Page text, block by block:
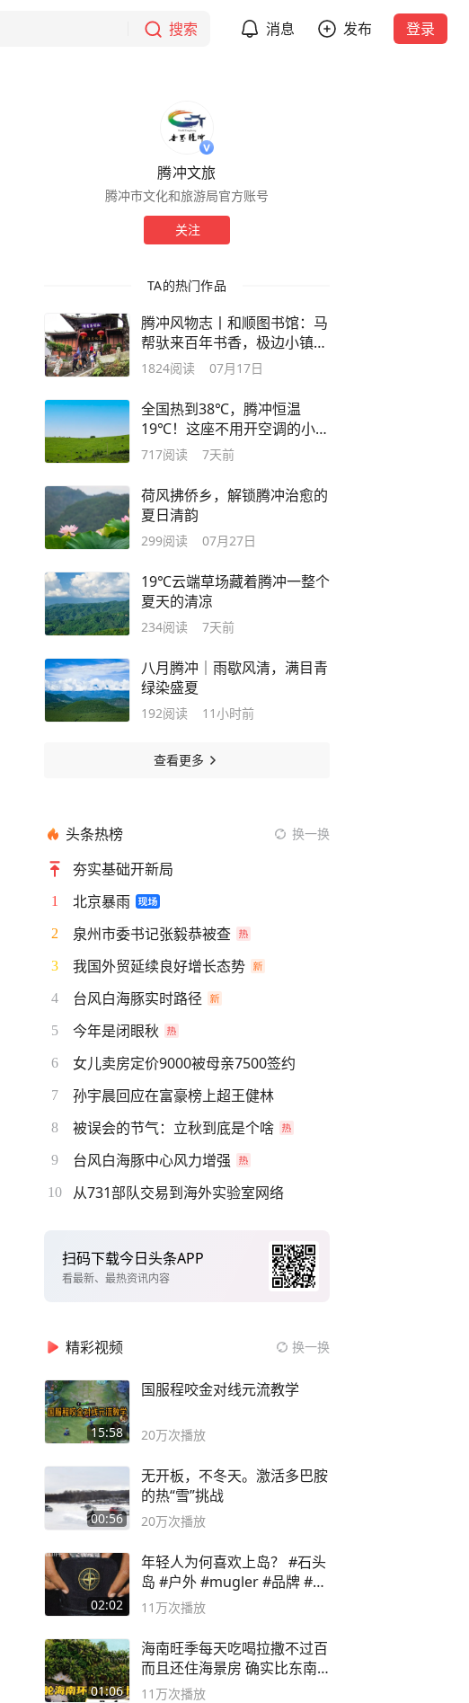
搜索 消息 发布 登录
腾冲文旅
腾冲市文化和旅游局官方账号
关注
TA的热门作品
腾冲风物志丨和顺图书馆：马
帮驮来百年书香，极边小镇的
精神灯塔
1824阅读 07月17日
全国热到38℃，腾冲恒温
19℃！这座不用开空调的小
城，藏着最舒服的夏天
717阅读 7天前
荷风拂侨乡，解锁腾冲治愈的
夏日清韵
299阅读 07月27日
19℃云端草场藏着腾冲一整个
夏天的清凉
234阅读 7天前
八月腾冲｜雨歇风清，满目青
绿染盛夏
192阅读 11小时前
查看更多
头条热榜 换一换
夯实基础开新局
1 北京暴雨
2 泉州市委书记张毅恭被查
3 我国外贸延续良好增长态势
4 台风白海豚实时路径
5 今年是闭眼秋
6 女儿卖房定价9000被母亲7500签约
7 孙宇晨回应在富豪榜上超王健林
8 被误会的节气：立秋到底是个啥
9 台风白海豚中心风力增强
10 从731部队交易到海外实验室网络
扫码下载今日头条APP
看最新、最热资讯内容
精彩视频 换一换
15:58
国服程咬金对线元流教学
20万次播放
00:56
无开板，不冬天。激活多巴胺
的热“雪”挑战
20万次播放
02:02
年轻人为何喜欢上岛？ #石头
岛 #户外 #mugler #品牌 #足
球流氓
11万次播放
01:06
海南旺季每天吃喝拉撒不过百
而且还住海景房 确实比东南
亚合适
11万次播放